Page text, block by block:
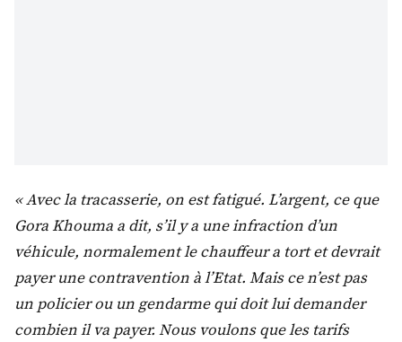
« Avec la tracasserie, on est fatigué. L’argent, ce que
Gora Khouma a dit, s’il y a une infraction d’un
véhicule, normalement le chauffeur a tort et devrait
payer une contravention à l’Etat. Mais ce n’est pas
un policier ou un gendarme qui doit lui demander
combien il va payer. Nous voulons que les tarifs